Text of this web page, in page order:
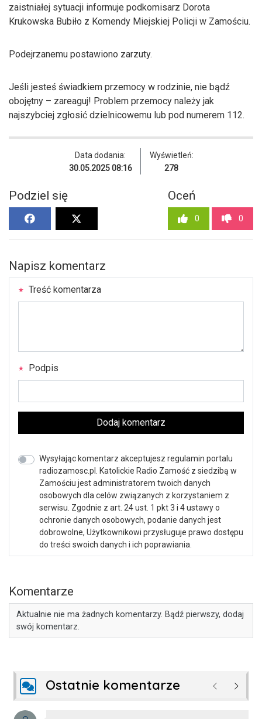
zaistniałej sytuacji informuje podkomisarz Dorota
Krukowska Bubiło z Komendy Miejskiej Policji w Zamościu.
Podejrzanemu postawiono zarzuty.
Jeśli jesteś świadkiem przemocy w rodzinie, nie bądź
obojętny – zareaguj! Problem przemocy należy jak
najszybciej zgłosić dzielnicowemu lub pod numerem 112.
Data dodania:
30.05.2025 08:16
Wyświetleń:
278
Podziel się Oceń
0 0
Napisz komentarz
Treść komentarza
Podpis
Dodaj komentarz
Wysyłając komentarz akceptujesz regulamin portalu
radiozamosc.pl. Katolickie Radio Zamość z siedzibą w
Zamościu jest administratorem twoich danych
osobowych dla celów związanych z korzystaniem z
serwisu. Zgodnie z art. 24 ust. 1 pkt 3 i 4 ustawy o
ochronie danych osobowych, podanie danych jest
dobrowolne, Użytkownikowi przysługuje prawo dostępu
do treści swoich danych i ich poprawiania.
Komentarze
Aktualnie nie ma żadnych komentarzy. Bądź pierwszy, dodaj
swój komentarz.
Ostatnie komentarze Poprzednie